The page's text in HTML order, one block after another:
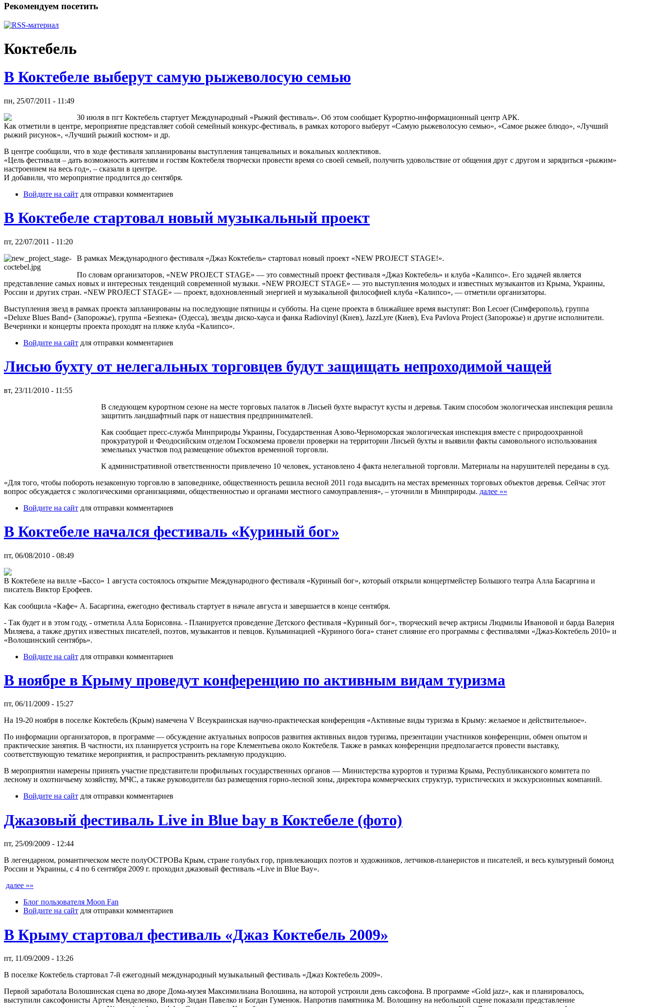
Рекомендуем посетить
Коктебель
В Коктебеле выберут самую рыжеволосую семью
пн, 25/07/2011 - 11:49
30 июля в пгт Коктебель стартует Международный «Рыжий фестиваль». Об этом сообщает Курортно-информационный центр АРК.
Как отметили в центре, мероприятие представляет собой семейный конкурс-фестиваль, в рамках которого выберут «Самую рыжеволосую семью», «Самое рыжее блюдо», «Лучший
рыжий рисунок», «Лучший рыжий костюм» и др.
В центре сообщили, что в ходе фестиваля запланированы выступления танцевальных и вокальных коллективов.
«Цель фестиваля – дать возможность жителям и гостям Коктебеля творчески провести время со своей семьей, получить удовольствие от общения друг с другом и зарядиться «рыжим»
настроением на весь год», – сказали в центре.
И добавили, что мероприятие продлится до сентября.
Войдите на сайт для отправки комментариев
В Коктебеле стартовал новый музыкальный проект
пт, 22/07/2011 - 11:20
В рамках Международного фестиваля «Джаз Коктебель» стартовал новый проект «NEW PROJECT STAGE!».
По словам организаторов, «NEW PROJECT STAGE» — это совместный проект фестиваля «Джаз Коктебель» и клуба «Калипсо». Его задачей является
представление самых новых и интересных тенденций современной музыки. «NEW PROJECT STAGE» — это выступления молодых и известных музыкантов из Крыма, Украины,
России и других стран. «NEW PROJECT STAGE» — проект, вдохновленный энергией и музыкальной философией клуба «Калипсо», — отметили организаторы.
Выступления звезд в рамках проекта запланированы на последующие пятницы и субботы. На сцене проекта в ближайшее время выступят: Bon Lecoer (Симферополь), группа
«Deluxe Blues Band» (Запорожье), группа «Безпека» (Одесса), звезды диско-хауса и фанка Radiovinyl (Киев), JazzLyre (Киев), Eva Pavlova Project (Запорожье) и другие исполнители.
Вечеринки и концерты проекта проходят на пляже клуба «Калипсо».
Войдите на сайт для отправки комментариев
Лисью бухту от нелегальных торговцев будут защищать непроходимой чащей
вт, 23/11/2010 - 11:55
В следующем курортном сезоне на месте торговых палаток в Лисьей бухте вырастут кусты и деревья. Таким способом экологическая инспекция решила
защитить ландшафтный парк от нашествия предпринимателей.
Как сообщает пресс-служба Минприроды Украины, Государственная Азово-Черноморская экологическая инспекция вместе с природоохранной
прокуратурой и Феодосийским отделом Госкомзема провели проверки на территории Лисьей бухты и выявили факты самовольного использования
земельных участков под размещение объектов временной торговли.
К административной ответственности привлечено 10 человек, установлено 4 факта нелегальной торговли. Материалы на нарушителей переданы в суд.
«Для того, чтобы побороть незаконную торговлю в заповеднике, общественность решила весной 2011 года высадить на местах временных торговых объектов деревья. Сейчас этот
вопрос обсуждается с экологическими организациями, общественностью и органами местного самоуправления», – уточнили в Минприроды. далее »»
Войдите на сайт для отправки комментариев
В Коктебеле начался фестиваль «Куриный бог»
пт, 06/08/2010 - 08:49
В Коктебеле на вилле «Бассо» 1 августа состоялось открытие Международного фестиваля «Куриный бог», который открыли концертмейстер Большого театра Алла Басаргина и
писатель Виктор Ерофеев.
Как сообщила «Кафе» А. Басаргина, ежегодно фестиваль стартует в начале августа и завершается в конце сентября.
- Так будет и в этом году, - отметила Алла Борисовна. - Планируется проведение Детского фестиваля «Куриный бог», творческий вечер актрисы Людмилы Ивановой и барда Валерия
Миляева, а также других известных писателей, поэтов, музыкантов и певцов. Кульминацией «Куриного бога» станет слияние его программы с фестивалями «Джаз-Коктебель 2010» и
«Волошинский сентябрь».
Войдите на сайт для отправки комментариев
В ноябре в Крыму проведут конференцию по активным видам туризма
пт, 06/11/2009 - 15:27
На 19-20 ноября в поселке Коктебель (Крым) намечена V Всеукраинская научно-практическая конференция «Активные виды туризма в Крыму: желаемое и действительное».
По информации организаторов, в программе — обсуждение актуальных вопросов развития активных видов туризма, презентации участников конференции, обмен опытом и
практические занятия. В частности, их планируется устроить на горе Клементьева около Коктебеля. Также в рамках конференции предполагается провести выставку,
соответствующую тематике мероприятия, и распространить рекламную продукцию.
В мероприятии намерены принять участие представители профильных государственных органов — Министерства курортов и туризма Крыма, Республиканского комитета по
лесному и охотничьему хозяйству, МЧС, а также руководители баз размещения горно-лесной зоны, директора коммерческих структур, туристических и экскурсионных компаний.
Войдите на сайт для отправки комментариев
Джазовый фестиваль Live in Blue bay в Коктебеле (фото)
пт, 25/09/2009 - 12:44
В легендарном, романтическом месте полуОСТРОВа Крым, стране голубых гор, привлекающих поэтов и художников, летчиков-планеристов и писателей, и весь культурный бомонд
России и Украины, с 4 по 6 сентября 2009 г. проходил джазовый фестиваль «Live in Blue Bay».
далее »»
Блог пользователя Moon Fan
Войдите на сайт для отправки комментариев
В Крыму стартовал фестиваль «Джаз Коктебель 2009»
пт, 11/09/2009 - 13:26
В поселке Коктебель стартовал 7-й ежегодный международный музыкальный фестиваль «Джаз Коктебель 2009».
Первой заработала Волошинская сцена во дворе Дома-музея Максимилиана Волошина, на которой устроили день саксофона. В программе «Gold jazz», как и планировалось,
выступили саксофонисты Артем Менделенко, Виктор Зидан Павелко и Богдан Гуменюк. Напротив памятника М. Волошину на небольшой сцене показали представление